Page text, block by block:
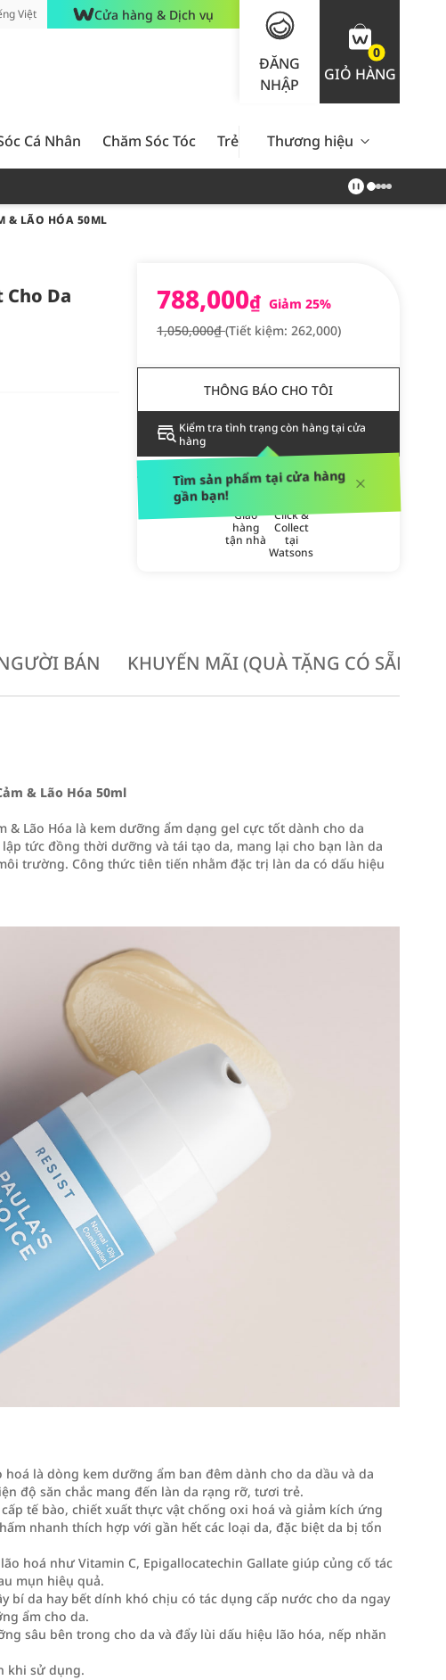
Việt Cửa hàng & Dịch vụ
ĐĂNG
NHẬP
0
GIỎ HÀNG
Cá Nhân Chăm Sóc Tóc Trẻ Em Nam Giới Chăm Sóc
Thương hiệu
& LÃO HÓA 50ML
Da
788,000₫ Giảm 25%
1,050,000₫(Tiết kiệm: 262,000)
THÔNG BÁO CHO TÔI
Kiểm tra tình trạng còn hàng tại cửa
hàng
Tìm sản phẩm tại cửa hàng
gần bạn!
Giao
hàng
tận nhà
Click &
Collect
tại
Watsons
BÁN KHUYẾN MÃI (QUÀ TẶNG CÓ SẴN
& Lão Hóa 50ml
& Lão Hóa là kem dưỡng ẩm dạng gel cực tốt dành cho da
tức đồng thời dưỡng và tái tạo da, mang lại cho bạn làn da
trường. Công thức tiên tiến nhằm đặc trị làn da có dấu hiệu
là dòng kem dưỡng ẩm ban đêm dành cho da dầu và da
độ săn chắc mang đến làn da rạng rỡ, tươi trẻ.
tế bào, chiết xuất thực vật chống oxi hoá và giảm kích ứng
nhanh thích hợp với gần hết các loại da, đặc biệt da bị tổn
hoá như Vitamin C, Epigallocatechin Gallate giúp củng cố tác
mụn hiêụ quả.
bí da hay bết dính khó chịu có tác dụng cấp nước cho da ngay
ẩm cho da.
sâu bên trong cho da và đẩy lùi dấu hiệu lão hóa, nếp nhăn
khi sử dụng.